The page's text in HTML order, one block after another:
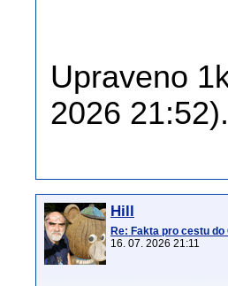
Upraveno
2026 21:52).
Hill
Re: Fakta pro cestu
16. 07. 2026 21:11